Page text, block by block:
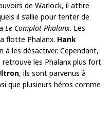
de Warlock, il attire
il s’allie pour tenter de
Le Complot Phalanx. Les
flotte Phalanx. Hank
les désactiver. Cependant,
retrouve les Phalanx plus fort
, ils sont parvenus à
que plusieurs héros comme